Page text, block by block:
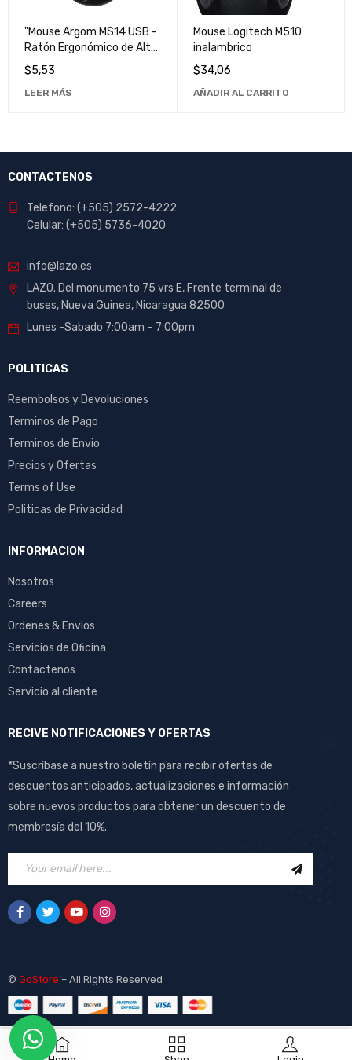
"Mouse Argom MS14 USB -
Ratón Ergonómico de Alta
Precisión para
Computadora"
$5,53
LEER MÁS
Mouse Logitech M510
inalambrico
$34,06
AÑADIR AL CARRITO
CONTACTENOS
Telefono: (+505) 2572-4222
Celular: (+505) 5736-4020
info@lazo.es
LAZO. Del monumento 75 vrs E, Frente terminal de
buses, Nueva Guinea, Nicaragua 82500
Lunes -Sabado 7:00am – 7:00pm
POLITICAS
Reembolsos y Devoluciones
Terminos de Pago
Terminos de Envio
Precios y Ofertas
Terms of Use
Politicas de Privacidad
INFORMACION
Nosotros
Careers
Ordenes & Envios
Servicios de Oficina
Contactenos
Servicio al cliente
RECIVE NOTIFICACIONES Y OFERTAS
*Suscríbase a nuestro boletín para recibir ofertas de
descuentos anticipados, actualizaciones e información
sobre nuevos productos para obtener un descuento de
membresía del 10%.
© GoStore – All Rights Reserved